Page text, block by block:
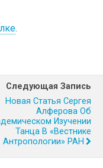
.
Следующая Запись
Новая Статья Сергея
Алферова Об
Изучении
Танца В «Вестнике
Антропологии» РАН